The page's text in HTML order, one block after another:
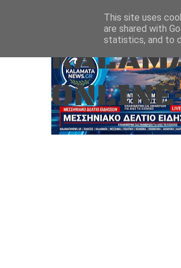
Aug 7, 2026
This site uses
are shared with
statistics, and to